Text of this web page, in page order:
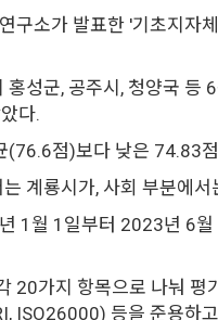
구소가 발표한 '기초지
성군, 공주시, 청양국 등
다.
(76.6점)보다 낮은 74.83
계룡시가, 사회 부분에
1월 1일부터 2023년 6
20가지 항목으로 나눠
ISO26000) 등을 준용하